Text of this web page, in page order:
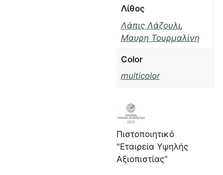
Λίθος
Λάπις Λάζουλι,
Μαυρη Τουρμαλίνη
Color
multicolor
Πιστοποιητικό
"Εταιρεία Υψηλής
Αξιοπιστίας"